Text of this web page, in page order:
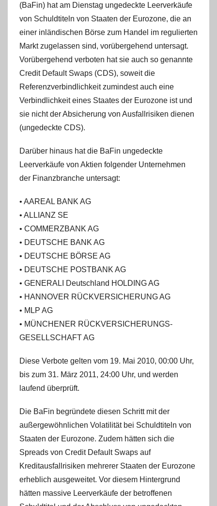
(BaFin) hat am Dienstag ungedeckte Leerverkäufe
von Schuldtiteln von Staaten der Eurozone, die an
einer inländischen Börse zum Handel im regulierten
Markt zugelassen sind, vorübergehend untersagt.
Vorübergehend verboten hat sie auch so genannte
Credit Default Swaps (CDS), soweit die
Referenzverbindlichkeit zumindest auch eine
Verbindlichkeit eines Staates der Eurozone ist und
sie nicht der Absicherung von Ausfallrisiken dienen
(ungedeckte CDS).
Darüber hinaus hat die BaFin ungedeckte
Leerverkäufe von Aktien folgender Unternehmen
der Finanzbranche untersagt:
• AAREAL BANK AG
• ALLIANZ SE
• COMMERZBANK AG
• DEUTSCHE BANK AG
• DEUTSCHE BÖRSE AG
• DEUTSCHE POSTBANK AG
• GENERALI Deutschland HOLDING AG
• HANNOVER RÜCKVERSICHERUNG AG
• MLP AG
• MÜNCHENER RÜCKVERSICHERUNGS-
GESELLSCHAFT AG
Diese Verbote gelten vom 19. Mai 2010, 00:00 Uhr,
bis zum 31. März 2011, 24:00 Uhr, und werden
laufend überprüft.
Die BaFin begründete diesen Schritt mit der
außergewöhnlichen Volatilität bei Schuldtiteln von
Staaten der Eurozone. Zudem hätten sich die
Spreads von Credit Default Swaps auf
Kreditausfallrisiken mehrerer Staaten der Eurozone
erheblich ausgeweitet. Vor diesem Hintergrund
hätten massive Leerverkäufe der betroffenen